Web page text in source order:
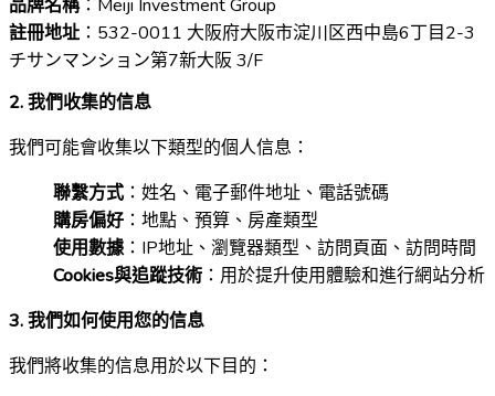
品牌名稱：Meiji Investment Group
註冊地址 ：532-0011 大阪府大阪市淀川区西中島6丁目2-3
チサンマンション第7新大阪 3/F
2. 我們收集的信息
我們可能會收集以下類型的個人信息：
聯繫方式 ：姓名、電子郵件地址、電話號碼
購房偏好 ：地點、預算、房產類型
使用數據：IP地址、瀏覽器類型、訪問頁面、訪問時間
Cookies與追蹤技術 ：用於提升使用體驗和進行網站分析
3. 我們如何使用您的信息
我們將收集的信息用於以下目的：